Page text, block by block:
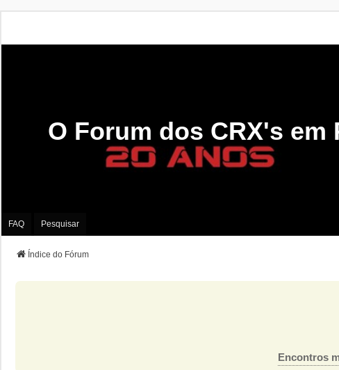
O Forum dos CRX's em
FAQ Pesquisar
Índice do Fórum
Encontros